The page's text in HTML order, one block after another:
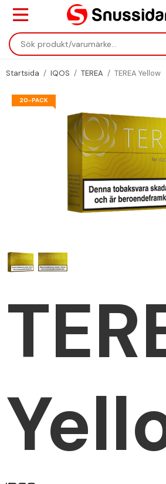
Startsida / IQOS / TEREA / TEREA Yellow
20-PACK